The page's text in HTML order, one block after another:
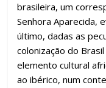
brasileira, um
Senhora Aparecida,
último, dadas as
colonização do
elemento cultural
ao ibérico, num